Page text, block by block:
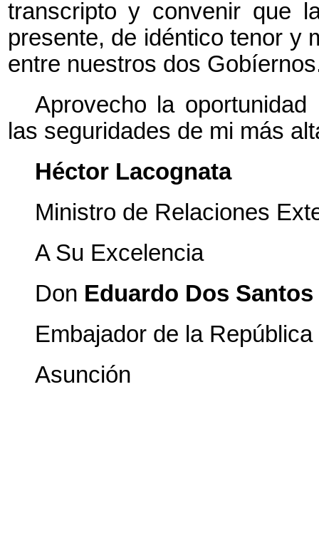
transcripto y convenir que
presente, de idéntico tenor y
entre nuestros dos
Aprovecho la
las seguridades de mi más
Héctor Lacognata
Ministro de Relaciones
A Su Excelencia
Don Eduardo Dos Santos
Embajador de la
Asunción